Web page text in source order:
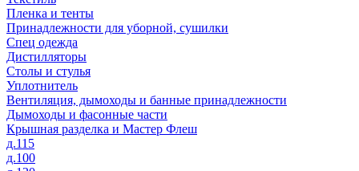
Пленка и тенты
Принадлежности для уборной, сушилки
Спец одежда
Дистилляторы
Столы и стулья
Уплотнитель
Вентиляция, дымоходы и банные принадлежности
Дымоходы и фасонные части
Крышная разделка и Мастер Флеш
д.115
д.100